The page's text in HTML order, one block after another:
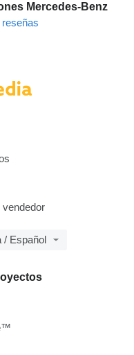
Mercedes-Benz
reseñas
/ Español